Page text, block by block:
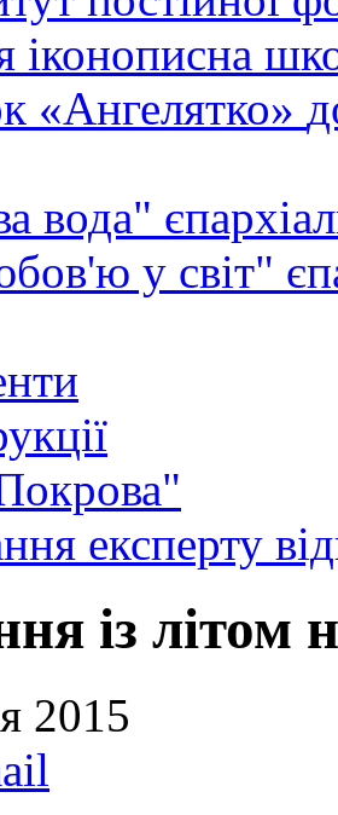
іконописна
«Ангелятко»
вода"
у світ"
експерту
із літом
2015